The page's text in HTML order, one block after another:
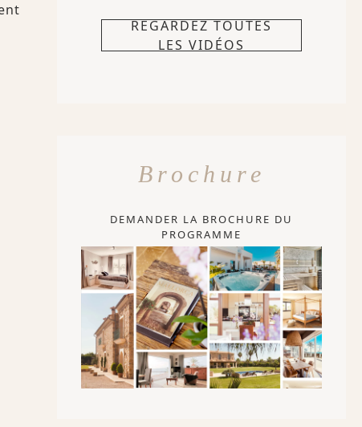
REGARDEZ TOUTES
LES VIDÉOS
Brochure
DEMANDER LA BROCHURE DU
PROGRAMME